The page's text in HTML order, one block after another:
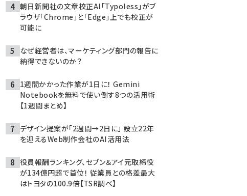
朝日新聞社の文章校正AI「Typoless」がブ
ラウザ「Chrome」と「Edge」上でも校正が
可能に
なぜ経営者は、マーケティング部門の報告に
納得できないのか？
1週間かかった作業が1日に！ Gemini
Notebookを無料で使い倒す8つの活用術
【1週間まとめ】
デザイン提案が「2週間→2日に」 設立22年
を迎えるWeb制作会社のAI活用法
役員報酬ランキング、セブン＆アイ元取締役
が134億円超で首位！ 従業員との格差最大
はトヨタの100.9倍【TSR調べ】